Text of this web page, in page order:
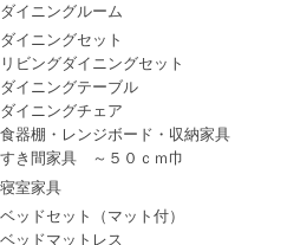
ダイニングルーム
ダイニングセット
リビングダイニングセット
ダイニングテーブル
ダイニングチェア
食器棚・レンジボード・収納家具
すき間家具 ～５０ｃｍ巾
寝室家具
ベッドセット（マット付）
ベッドマットレス